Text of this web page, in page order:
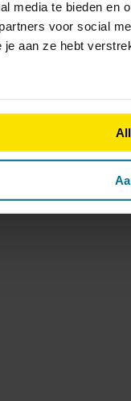
media te bieden en
voor social
aan ze hebt